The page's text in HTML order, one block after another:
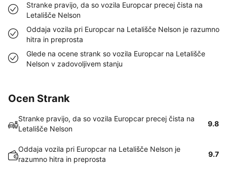
Stranke pravijo, da so vozila Europcar precej čista na
Letališče Nelson
Oddaja vozila pri Europcar na Letališče Nelson je razumno
hitra in preprosta
Glede na ocene strank so vozila Europcar na Letališče
Nelson v zadovoljivem stanju
Ocen Strank
Stranke pravijo, da so vozila Europcar precej čista na
Letališče Nelson
9.8
Oddaja vozila pri Europcar na Letališče Nelson je
razumno hitra in preprosta
9.7